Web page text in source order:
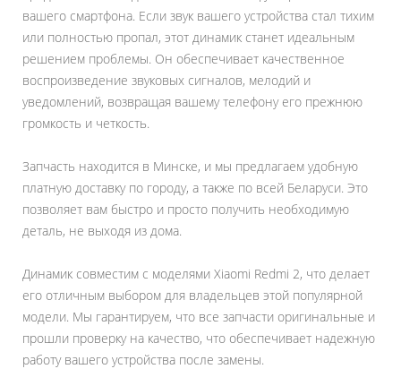
вашего смартфона. Если звук вашего устройства стал тихим
или полностью пропал, этот динамик станет идеальным
решением проблемы. Он обеспечивает качественное
воспроизведение звуковых сигналов, мелодий и
уведомлений, возвращая вашему телефону его прежнюю
громкость и четкость.
Запчасть находится в Минске, и мы предлагаем удобную
платную доставку по городу, а также по всей Беларуси. Это
позволяет вам быстро и просто получить необходимую
деталь, не выходя из дома.
Динамик совместим с моделями Xiaomi Redmi 2, что делает
его отличным выбором для владельцев этой популярной
модели. Мы гарантируем, что все запчасти оригинальные и
прошли проверку на качество, что обеспечивает надежную
работу вашего устройства после замены.